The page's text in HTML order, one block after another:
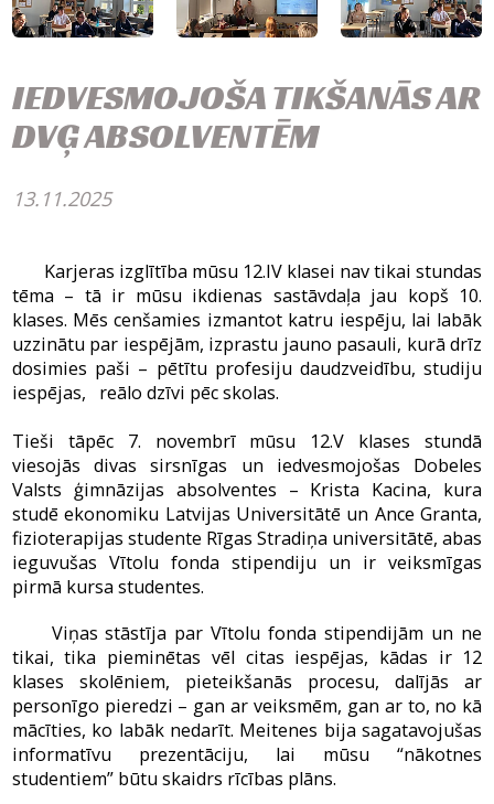
IEDVESMOJOŠA TIKŠANĀS AR
DVĢ ABSOLVENTĒM
13.11.2025
Karjeras izglītība mūsu 12.IV klasei nav tikai stundas
tēma – tā ir mūsu ikdienas sastāvdaļa jau kopš 10.
klases. Mēs cenšamies izmantot katru iespēju, lai labāk
uzzinātu par iespējām, izprastu jauno pasauli, kurā drīz
dosimies paši – pētītu profesiju daudzveidību, studiju
iespējas, reālo dzīvi pēc skolas.
Tieši tāpēc 7. novembrī mūsu 12.V klases stundā
viesojās divas sirsnīgas un iedvesmojošas Dobeles
Valsts ģimnāzijas absolventes – Krista Kacina, kura
studē ekonomiku Latvijas Universitātē un Ance Granta,
fizioterapijas studente Rīgas Stradiņa universitātē, abas
ieguvušas Vītolu fonda stipendiju un ir veiksmīgas
pirmā kursa studentes.
Viņas stāstīja par Vītolu fonda stipendijām un ne
tikai, tika pieminētas vēl citas iespējas, kādas ir 12
klases skolēniem, pieteikšanās procesu, dalījās ar
personīgo pieredzi – gan ar veiksmēm, gan ar to, no kā
mācīties, ko labāk nedarīt. Meitenes bija sagatavojušas
informatīvu prezentāciju, lai mūsu “nākotnes
studentiem” būtu skaidrs rīcības plāns.